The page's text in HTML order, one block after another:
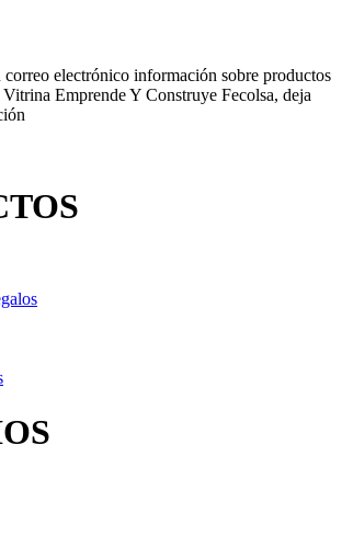
correo electrónico información sobre productos
Emprende Y Construye Fecolsa, deja